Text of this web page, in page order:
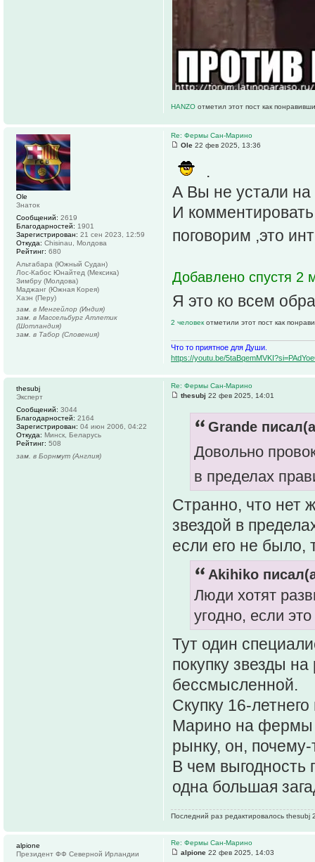
HANZO отметил этот пост как
Re: Фермы Сан-Марино
Ole 22 фев 2025, 13:36
.
А Вы не устали на
И
поговорим ,это
Добавлено спустя 2
Я это ко всем
2 человек отметили этот пост как
Что то приятное для Души.
https://youtu.be/
Ole
Знаток
Сообщений: 2619
Благодарностей: 1901
Зарегистрирован: 21 сен 2023, 12:59
Откуда: Chisinau, Молдова
Рейтинг: 680
Альтабара (Южный Судан)
Лос-Кабос Юнайтед (Мексика)
Зимбру (Молдова)
Маджанг (Южная Корея)
Хаэн (Перу)
зам. в Менгейлор (Индия)
зам. в Массельбург Атлетик
(Шотландия)
зам. в Табор (Словения)
Re: Фермы Сан-Марино
thesubj 22 фев 2025, 14:01
Grande
Довольно
в пределах
Странно, что нет
звездой в
если его не было,
Akihiko
Люди хотят
угодно, если
Тут один
покупку звезды
бессмысленной.
Скупку 16-
Марино на фермы
рынку, он,
В чем
одна большая
Последний раз редактировалось thesubj
thesubj
Эксперт
Сообщений: 3044
Благодарностей: 2164
Зарегистрирован: 04 июн 2006, 04:22
Откуда: Минск, Беларусь
Рейтинг: 508
зам. в Борнмут (Англия)
Re: Фермы Сан-Марино
alpione 22 фев 2025, 14:03
alpione
Президент ФФ Северной Ирландии